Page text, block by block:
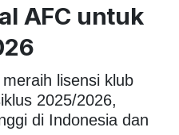
AFC untuk
lisensi klub
2025/2026,
di Indonesia dan